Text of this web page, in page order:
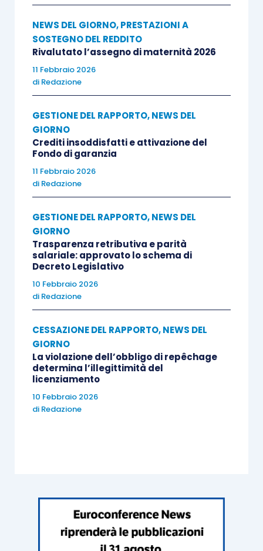
NEWS DEL GIORNO,PRESTAZIONI A
SOSTEGNO DEL REDDITO
Rivalutato l’assegno di maternità 2026
11 Febbraio 2026
di Redazione
GESTIONE DEL RAPPORTO,NEWS DEL
GIORNO
Crediti insoddisfatti e attivazione del
Fondo di garanzia
11 Febbraio 2026
di Redazione
GESTIONE DEL RAPPORTO,NEWS DEL
GIORNO
Trasparenza retributiva e parità
salariale: approvato lo schema di
Decreto Legislativo
10 Febbraio 2026
di Redazione
CESSAZIONE DEL RAPPORTO,NEWS DEL
GIORNO
La violazione dell’obbligo di repêchage
determina l’illegittimità del
licenziamento
10 Febbraio 2026
di Redazione